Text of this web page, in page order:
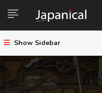
Show Sidebar